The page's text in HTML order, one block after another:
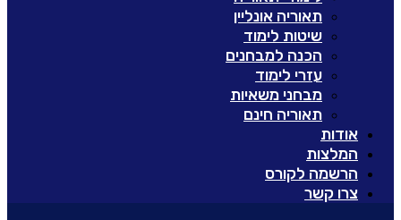
תאוריה אונליין
שיטות לימוד
הכנה למבחנים
עזרי לימוד
מבחני משאיות
תאוריה חינם
אודות
המלצות
הרשמה לקורס
צרו קשר